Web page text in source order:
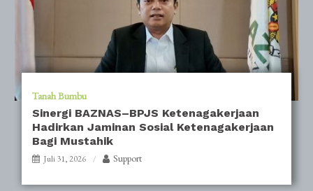
Tanah Bumbu
Sinergi BAZNAS–BPJS Ketenagakerjaan
Hadirkan Jaminan Sosial Ketenagakerjaan
Bagi Mustahik
Juli 31, 2026 Support